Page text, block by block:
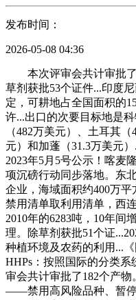
发布时间：
2026-05-08 04:36
本次评审会共计审批了
草剂获批53个证件...印度
定，可耕地占全国面积的
许...出口的次要目标地是
（482万美元）、土耳其
元）和加蓬（31.3万美元
2023年5月5号公示！喀麦
项沉磅行动同步落地。东
企业，海域面积约400万
禁用清单取利用清单，西
2010年的6283吨，10年间
理。除草剂获批51个证
种植环境及农药的利用...
HHPs：按照国际的分类
审会共计审批了182个产
——禁用高风险品种、暂